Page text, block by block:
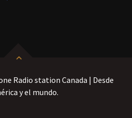
Radio station Canada | Desde
y el mundo.